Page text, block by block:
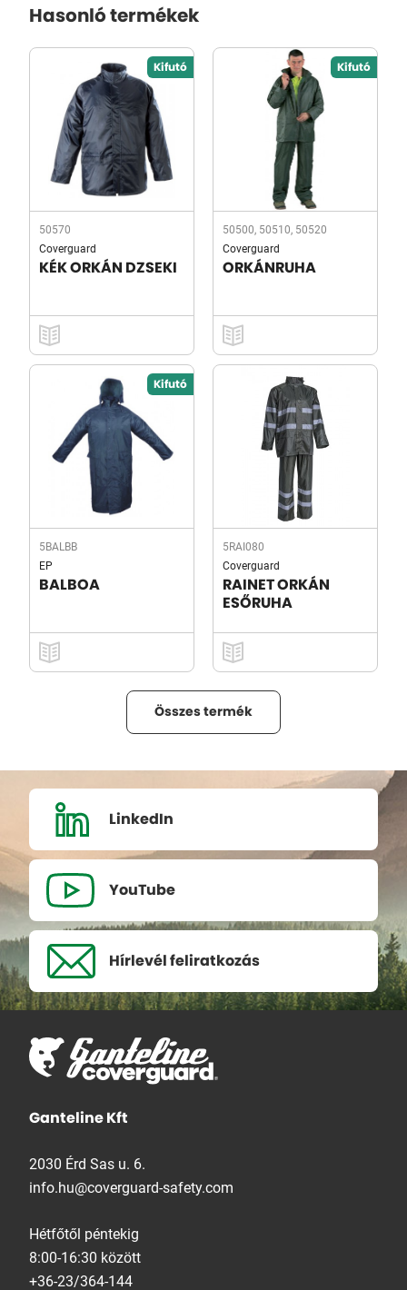
Hasonló termékek
Kifutó
50570
Coverguard
KÉK ORKÁN DZSEKI
Kifutó
50500, 50510, 50520
Coverguard
ORKÁNRUHA
Kifutó
5BALBB
EP
BALBOA
5RAI080
Coverguard
RAINET ORKÁN
ESŐRUHA
Összes termék
LinkedIn
YouTube
Hírlevél feliratkozás
Ganteline Kft
2030 Érd Sas u. 6.
info.hu@coverguard-safety.com
Hétfőtől péntekig
8:00-16:30 között
+36-23/364-144